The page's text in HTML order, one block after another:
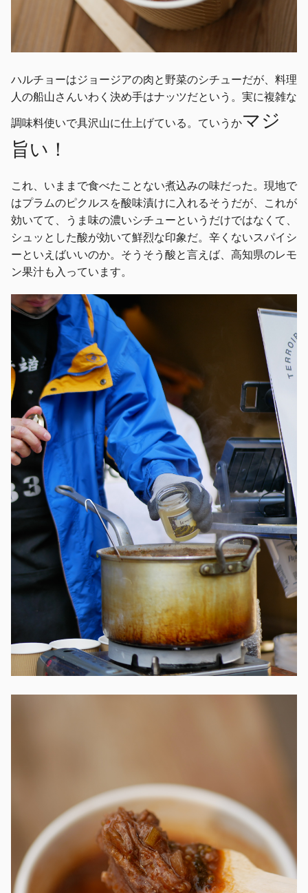
ハルチョーはジョージアの肉と野菜のシチューだが、料理
人の船山さんいわく決め手はナッツだという。実に複雑な
調味料使いで具沢山に仕上げている。ていうかマジ
旨い！
これ、いままで食べたことない煮込みの味だった。現地で
はプラムのピクルスを酸味漬けに入れるそうだが、これが
効いてて、うま味の濃いシチューというだけではなくて、
シュッとした酸が効いて鮮烈な印象だ。辛くないスパイシ
ーといえばいいのか。そうそう酸と言えば、高知県のレモ
ン果汁も入っています。